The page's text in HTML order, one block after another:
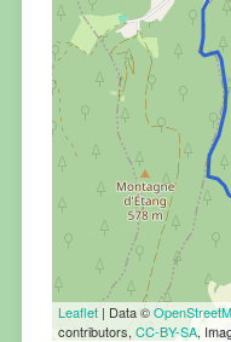
Leaflet| Data ©
contributors, CC-BY-SA,